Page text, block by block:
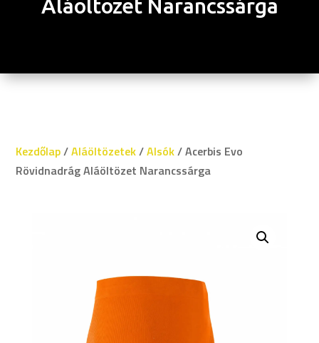
Aláöltözet Narancssárga
Kezdőlap/Aláöltözetek/Alsók/ Acerbis Evo
Rövidnadrág Aláöltözet Narancssárga